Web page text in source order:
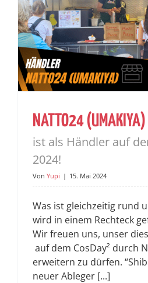
NATTO24 (UMAKIYA)
ist als Händler auf
2024!
Von Yupi | 15. Mai 2024
Was ist gleichzeitig rund
wird in einem Rechteck
Wir freuen uns, unser
auf dem CosDay² durch
erweitern zu dürfen.
neuer Ableger [...]